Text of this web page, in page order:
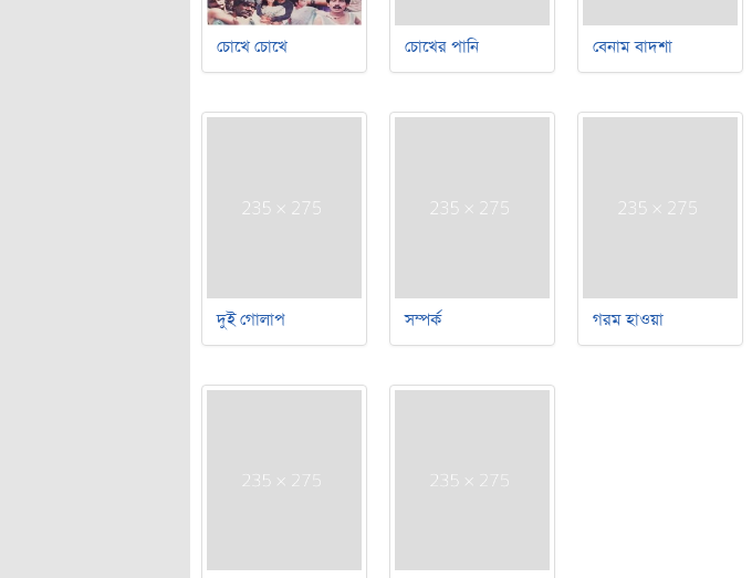
চোখে চোখে চোখের পানি বেনাম বাদশা
দুই গোলাপ সম্পর্ক গরম হাওয়া